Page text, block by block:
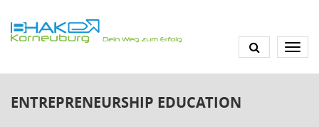
zum
Inhalt
ENTREPRENEURSHIP EDUCATION